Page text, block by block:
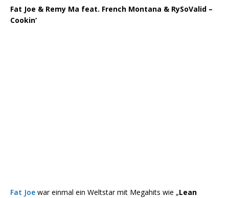
Fat Joe & Remy Ma feat. French Montana & RySoValid –
Cookin‘
Fat Joe war einmal ein Weltstar mit Megahits wie „Lean